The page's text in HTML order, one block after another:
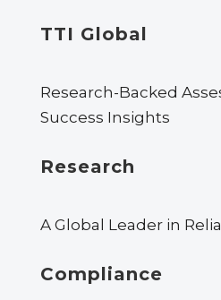
TTI Global
Research-Backed
Success Insights
Research
A Global Leader in
Compliance